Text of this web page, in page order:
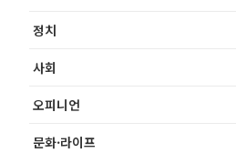
정치
사회
오피니언
문화·라이프